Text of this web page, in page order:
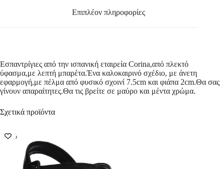
Επιπλέον πληροφορίες
Εσπαντρίγιες από την ισπανική εταιρεία Corina,από πλεκτό
ύφασμα,με λεπτή μπαρέτα.Ένα καλοκαιρινό σχέδιο, με άνετη
εφαρμογή,με πέλμα από φυσικό σχοινί 7.5cm και φιάπα 2cm.Θα σας
γίνουν απαραίτητες.Θα τις βρείτε σε μαύρο και μέντα χρώμα.
Σχετικά προϊόντα
-57%